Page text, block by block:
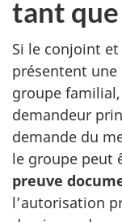
tant
Si le conjoint
présentent
groupe
demandeur
demande du
le groupe peut
preuve
l’autorisation